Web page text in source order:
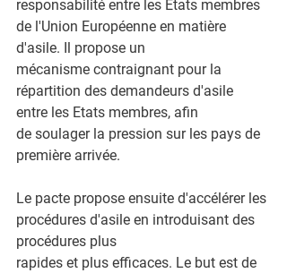
responsabilité entre les États membres
de l'Union Européenne en matière
d'asile. Il propose un
mécanisme contraignant pour la
répartition des demandeurs d'asile
entre les Etats membres, afin
de soulager la pression sur les pays de
première arrivée.
Le pacte propose ensuite d'accélérer les
procédures d'asile en introduisant des
procédures plus
rapides et plus efficaces. Le but est de